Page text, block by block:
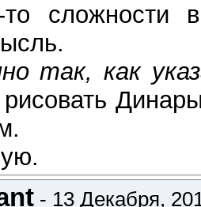
то сложности
так, как
- 13 Декабря,